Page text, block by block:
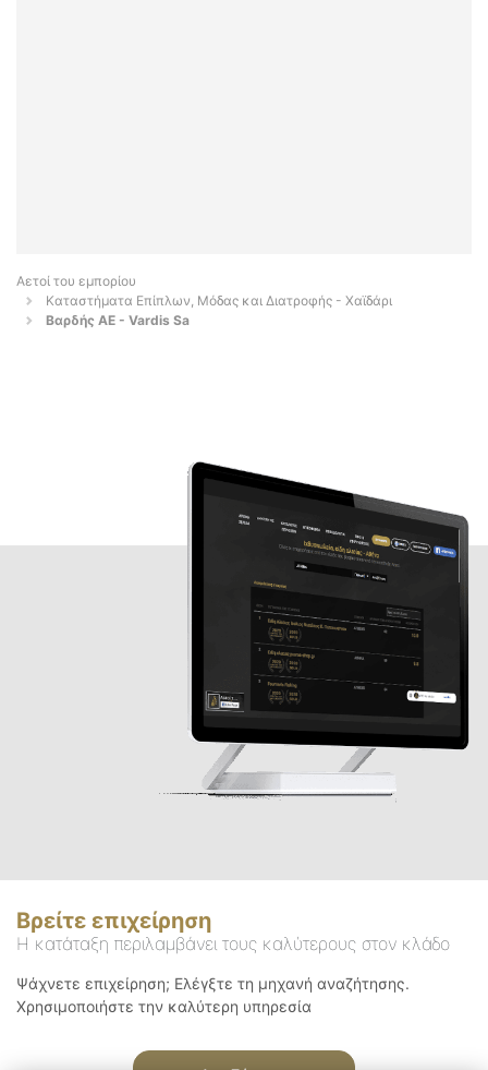
Αετοί του εμπορίου
Καταστήματα Επίπλων, Μόδας και Διατροφής - Χαϊδάρι
Βαρδής ΑΕ - Vardis Sa
Βρείτε επιχείρηση
Η κατάταξη περιλαμβάνει τους καλύτερους στον κλάδο
Ψάχνετε επιχείρηση; Ελέγξτε τη μηχανή αναζήτησης.
Χρησιμοποιήστε την καλύτερη υπηρεσία